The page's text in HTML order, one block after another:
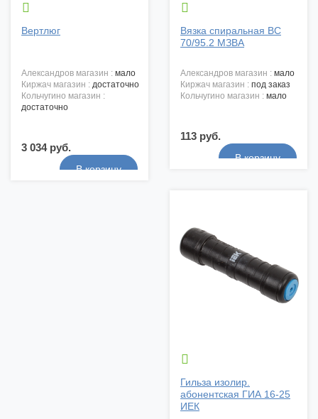

Вертлюг
александров магазин : мало
киржач магазин : достаточно
кольчугино магазин :
достаточно
3 034 руб.

Вязка спиральная ВС
70/95.2 МЗВА
александров магазин : мало
киржач магазин : под заказ
кольчугино магазин : мало
113 руб.

Гильза изолир.
абонентская ГИА 16-25
ИЕК